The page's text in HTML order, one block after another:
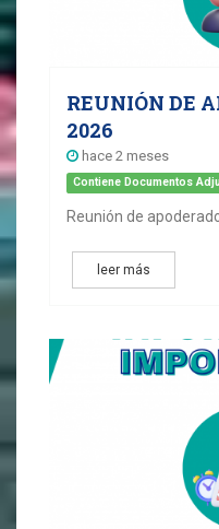
REUNIÓN DE
2026
hace 2 meses
Contiene Documentos
Reunión de
leer más